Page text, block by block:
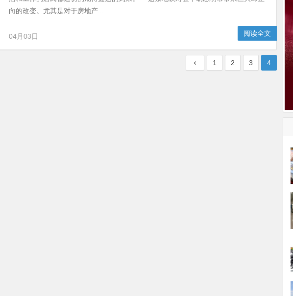
向的改变。尤其是对于房地产...
04月03日 阅读全文
1 2 3 4